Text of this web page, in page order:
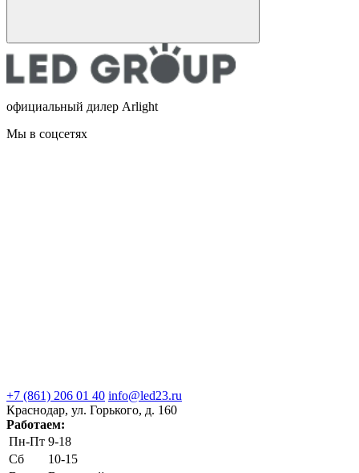
официальный дилер Arlight
Мы в соцсетях
+7 (861) 206 01 40 info@led23.ru
Краснодар, ул. Горького, д. 160
Работаем:
Пн-Пт 9-18
Сб
10-15